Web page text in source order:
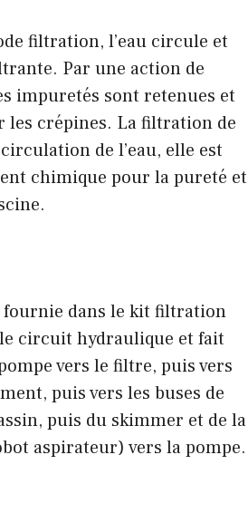
filtration, l’eau circule et
Par une action de
impuretés sont retenues et
les crépines. La filtration de
de l’eau, elle est
chimique pour la pureté et
fournie dans le kit filtration
circuit hydraulique et fait
vers le filtre, puis vers
puis vers les buses de
puis du skimmer et de la
aspirateur) vers la pompe.